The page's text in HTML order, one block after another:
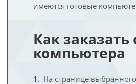
имеются готовые
Как заказать
компьютера
На странице